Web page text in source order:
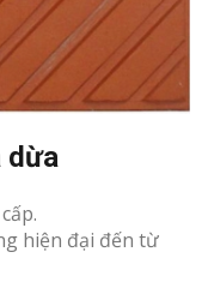
dừa
hiện đại đến từ